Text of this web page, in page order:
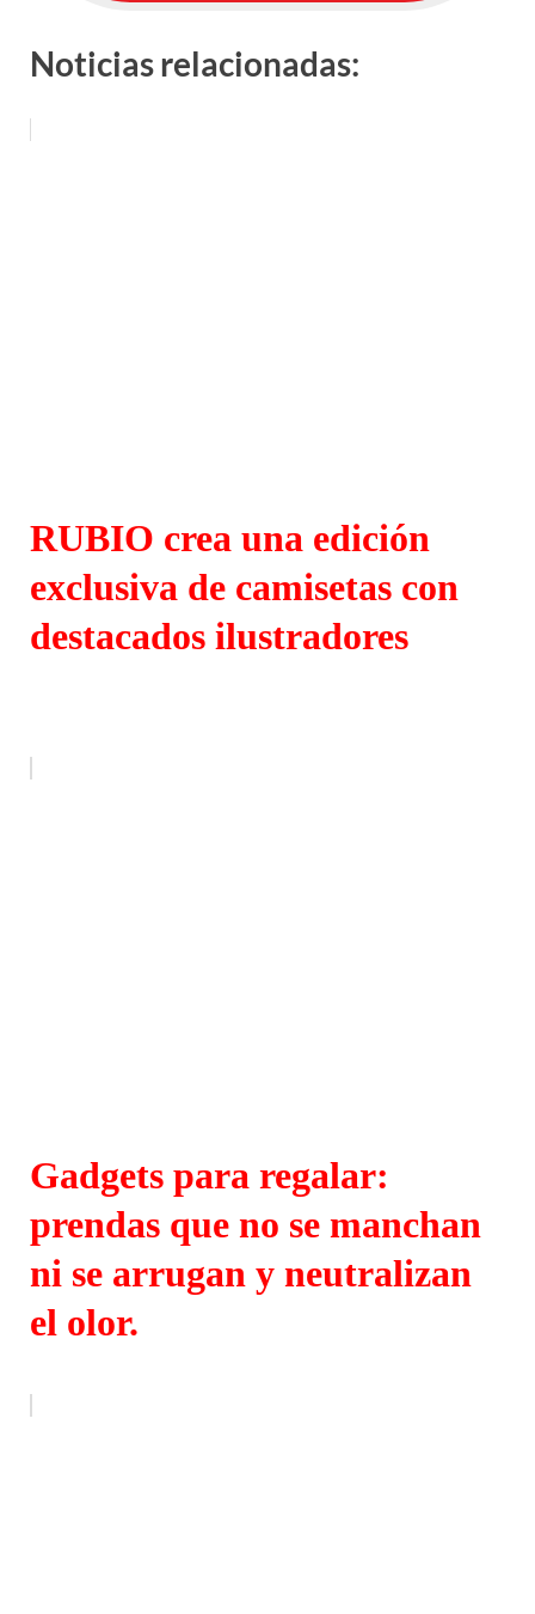
Noticias relacionadas:
RUBIO crea una edición
exclusiva de camisetas con
destacados ilustradores
Gadgets para regalar:
prendas que no se manchan
ni se arrugan y neutralizan
el olor.